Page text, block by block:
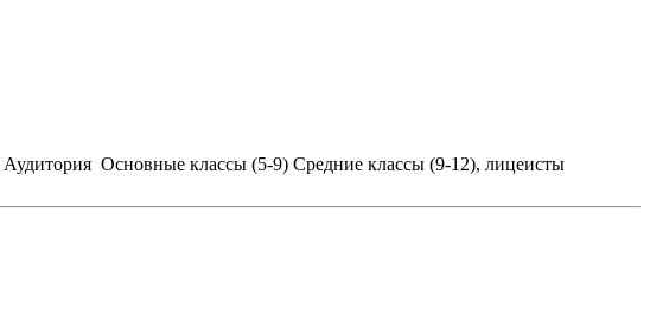
Аудитория Основные классы (5-9) Средние классы (9-12), лицеисты